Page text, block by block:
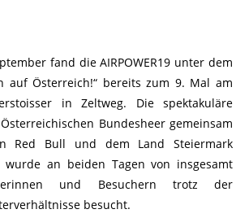
fand die AIRPOWER19 unter dem
auf Österreich!“ bereits zum 9. Mal am
in Zeltweg. Die spektakuläre
Bundesheer gemeinsam
Red Bull und dem Land Steiermark
wurde an beiden Tagen von insgesamt
und Besuchern trotz der
besucht.